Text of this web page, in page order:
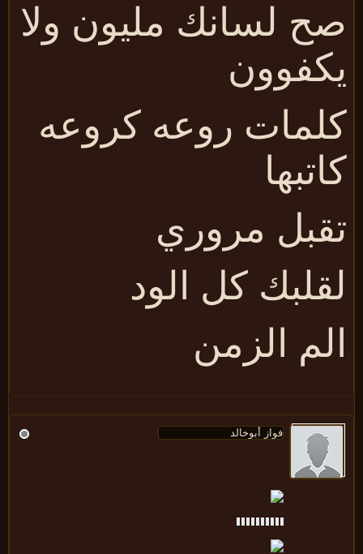
لسانك مليون ولا
روعه كروعه
مروري
كل الود
الزمن